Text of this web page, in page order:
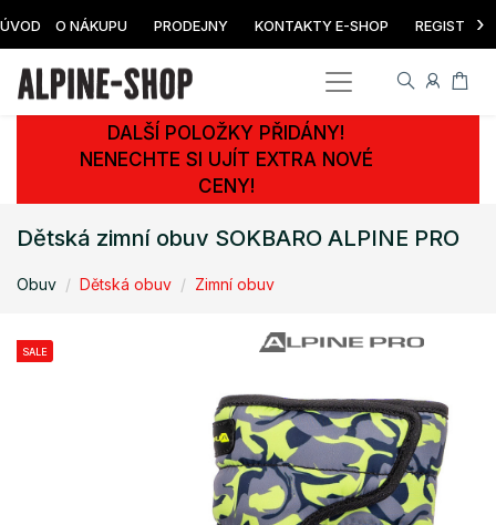
ÚVOD O NÁKUPU PRODEJNY KONTAKTY E-SHOP ›
DALŠÍ POLOŽKY PŘIDÁNY!
NENECHTE SI UJÍT EXTRA NOVÉ
CENY!
Dětská zimní obuv SOKBARO ALPINE PRO
Obuv Dětská obuv Zimní obuv
SALE